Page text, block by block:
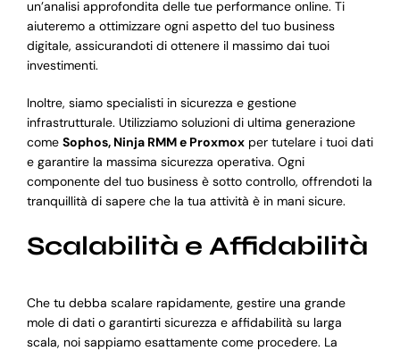
un’analisi approfondita delle tue performance online. Ti
aiuteremo a ottimizzare ogni aspetto del tuo business
digitale, assicurandoti di ottenere il massimo dai tuoi
investimenti.
Inoltre, siamo specialisti in sicurezza e gestione
infrastrutturale. Utilizziamo soluzioni di ultima generazione
come Sophos, Ninja RMM e Proxmoxper tutelare i tuoi dati
e garantire la massima sicurezza operativa. Ogni
componente del tuo business è sotto controllo, offrendoti la
tranquillità di sapere che la tua attività è in mani sicure.
Scalabilità e Affidabilità
Che tu debba scalare rapidamente, gestire una grande
mole di dati o garantirti sicurezza e affidabilità su larga
scala, noi sappiamo esattamente come procedere. La